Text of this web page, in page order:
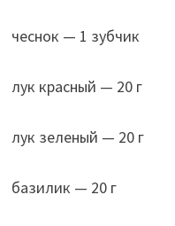
чеснок — 1 зубчик
лук красный — 20 г
лук зеленый — 20 г
базилик — 20 г